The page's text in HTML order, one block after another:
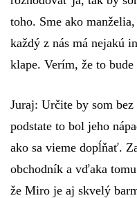
toho. Sme ako
každý z nás má nejakú
klape. Verím, že to
Juraj: Určite by som
podstate to bol jeho
ako sa vieme dopĺňať.
obchodník a vďaka
že Miro je aj skvelý